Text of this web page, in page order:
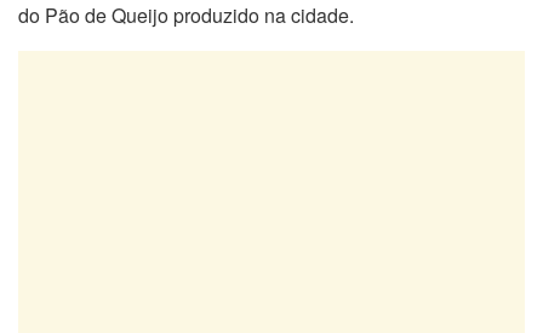
do Pão de Queijo produzido na cidade.